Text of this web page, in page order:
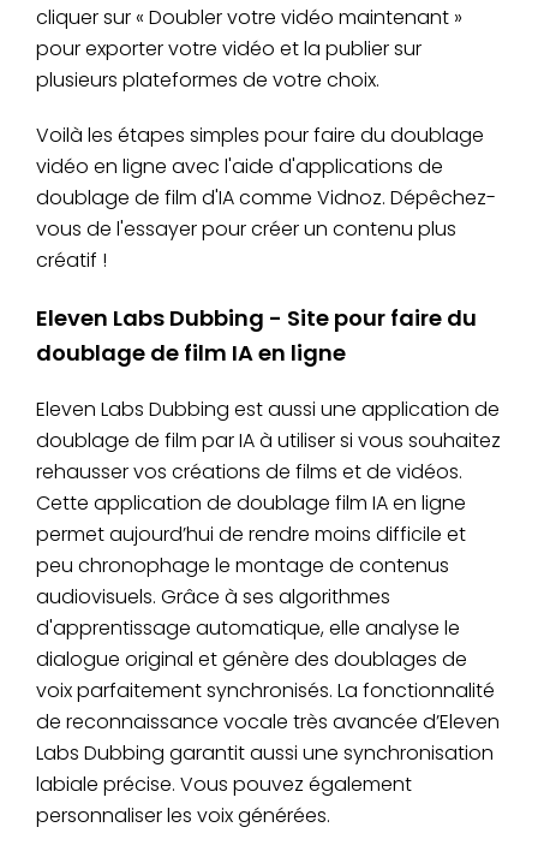
cliquer sur « Doubler votre vidéo maintenant »
pour exporter votre vidéo et la publier sur
plusieurs plateformes de votre choix.
Voilà les étapes simples pour faire du doublage
vidéo en ligne avec l'aide d'applications de
doublage de film d'IA comme Vidnoz. Dépêchez-
vous de l'essayer pour créer un contenu plus
créatif !
Eleven Labs Dubbing - Site pour faire du
doublage de film IA en ligne
Eleven Labs Dubbing est aussi une application de
doublage de film par IA à utiliser si vous souhaitez
rehausser vos créations de films et de vidéos.
Cette application de doublage film IA en ligne
permet aujourd’hui de rendre moins difficile et
peu chronophage le montage de contenus
audiovisuels. Grâce à ses algorithmes
d'apprentissage automatique, elle analyse le
dialogue original et génère des doublages de
voix parfaitement synchronisés. La fonctionnalité
de reconnaissance vocale très avancée d’Eleven
Labs Dubbing garantit aussi une synchronisation
labiale précise. Vous pouvez également
personnaliser les voix générées.